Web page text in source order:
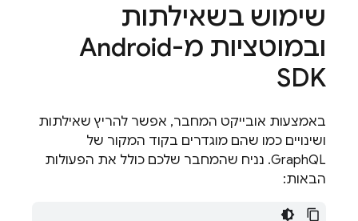
שימוש בשאילתות
ובמוטציות מ-Android
SDK
באמצעות אובייקט המחבר, אפשר להריץ שאילתות
ושינויים כמו שהם מוגדרים בקוד המקור של
GraphQL. נניח שהמחבר שלכם כולל את הפעולות
הבאות: